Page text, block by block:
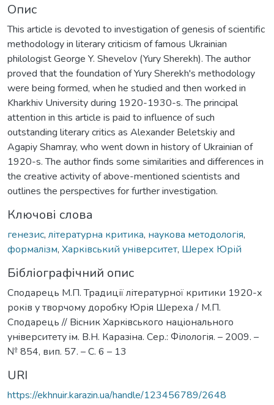
Опис
This article is devoted to investigation of genesis of scientific
methodology in literary criticism of famous Ukrainian
philologist George Y. Shevelov (Yury Sherekh). The author
proved that the foundation of Yury Sherekh's methodology
were being formed, when he studied and then worked in
Kharkhiv University during 1920-1930-s. The principal
attention in this article is paid to influence of such
outstanding literary critics as Alexander Beletskiy and
Agapiy Shamray, who went down in history of Ukrainian of
1920-s. The author finds some similarities and differences in
the creative activity of above-mentioned scientists and
outlines the perspectives for further investigation.
Ключові слова
генезис, літературна критика, наукова методологія,
формалізм, Харківський університет, Шерех Юрій
Бібліографічний опис
Сподарець М.П. Традиції літературної критики 1920-х
років у творчому доробку Юрія Шереха / М.П.
Сподарець // Вiсник Харкiвського нацiонального
унiверситету iм. В.Н. Каразiна. Сер.: Філологія. – 2009. –
№ 854, вип. 57. – С. 6 – 13
URI
https://ekhnuir.karazin.ua/handle/123456789/2648